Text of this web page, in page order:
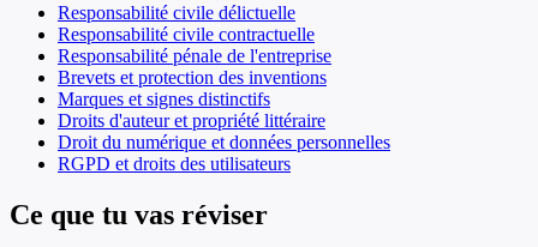
Responsabilité civile délictuelle
Responsabilité civile contractuelle
Responsabilité pénale de l'entreprise
Brevets et protection des inventions
Marques et signes distinctifs
Droits d'auteur et propriété littéraire
Droit du numérique et données personnelles
RGPD et droits des utilisateurs
Ce que tu vas réviser